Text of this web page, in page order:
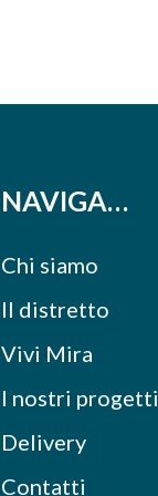
NAVIGA…
Chi siamo
Il distretto
Vivi Mira
I nostri progetti
Delivery
Contatti